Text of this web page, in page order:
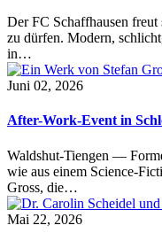
Der FC Schaffhausen freut
zu dürfen. Modern,
in…
Juni 02, 2026
After-Work-Event in
Waldshut-Tiengen —
wie aus einem Science-
Gross, die…
Mai 22, 2026